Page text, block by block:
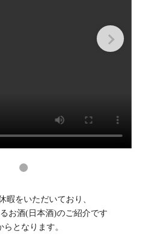
暇をいただいており、
お酒(日本酒)のご紹介です
となります。